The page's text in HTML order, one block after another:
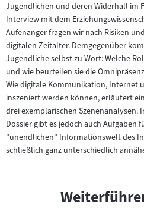
Jugendlichen und deren Widerhall im
Interview mit dem
Aufenanger fragen wir nach Risiken
digitalen Zeitalter. Demgegenüber
Jugendliche selbst zu Wort: Welche
und wie beurteilen sie die
Wie digitale Kommunikation, Internet
inszeniert werden können, erläutert
drei exemplarischen
Dossier gibt es jedoch auch Aufgaben
"unendlichen" Informationswelt des
schließlich ganz unterschiedlich